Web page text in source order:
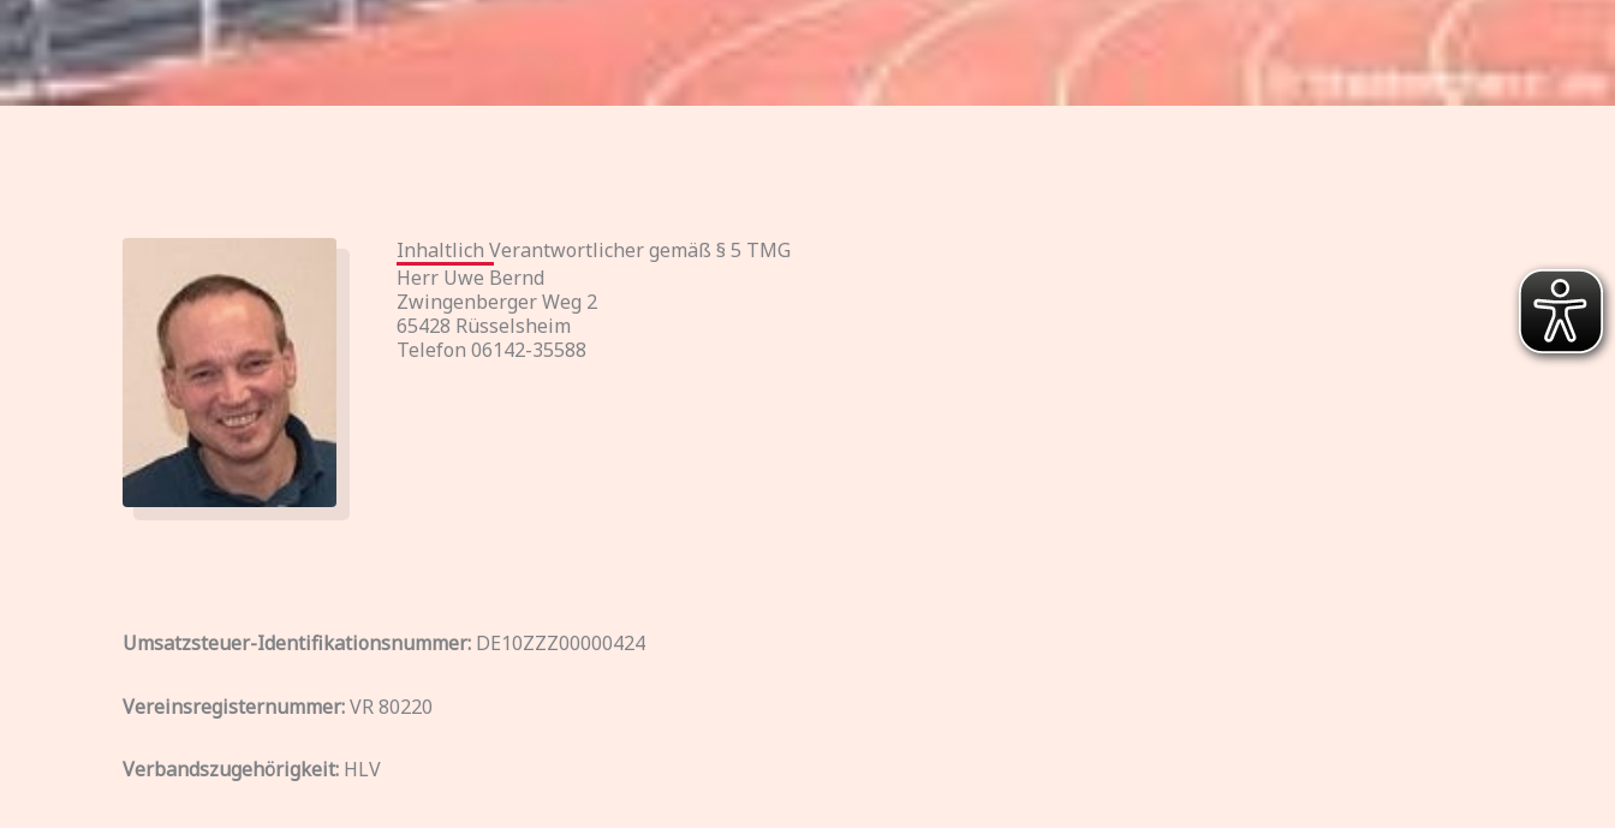
Inhaltlich Verantwortlicher gemäß § 5 TMG
Herr Uwe Bernd
Zwingenberger Weg 2
65428 Rüsselsheim
Telefon 06142-35588
Umsatzsteuer-Identifikationsnummer: DE10ZZZ00000424
Vereinsregisternummer:VR 80220
Verbandszugehörigkeit: HLV